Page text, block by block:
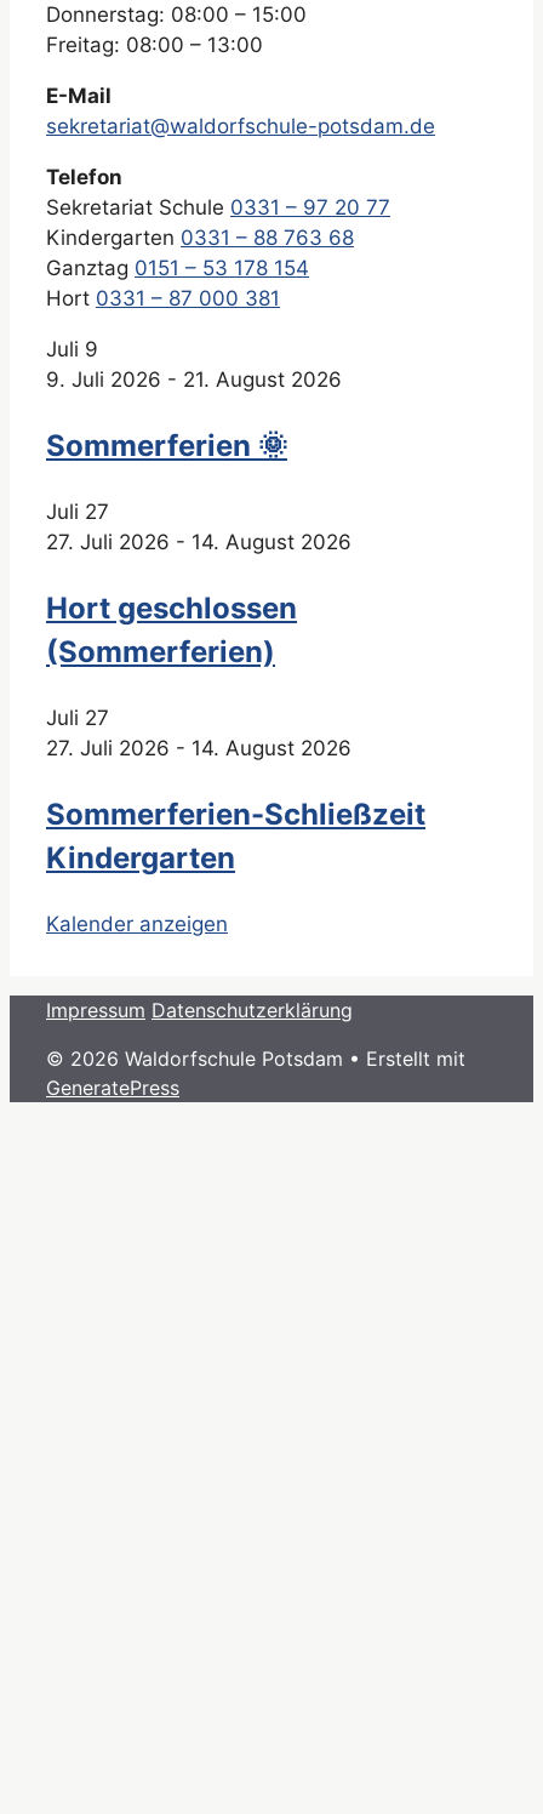
Donnerstag: 08:00 – 15:00
Freitag: 08:00 – 13:00
E-Mail
sekretariat@waldorfschule-potsdam.de
Telefon
Sekretariat Schule 0331 – 97 20 77
Kindergarten 0331 – 88 763 68
Ganztag 0151 – 53 178 154
Hort 0331 – 87 000 381
Juli 9
9. Juli 2026 - 21. August 2026
Sommerferien 🌞
Juli 27
27. Juli 2026 - 14. August 2026
Hort geschlossen
(Sommerferien)
Juli 27
27. Juli 2026 - 14. August 2026
Sommerferien-Schließzeit
Kindergarten
Kalender anzeigen
Impressum Datenschutzerklärung
© 2026 Waldorfschule Potsdam • Erstellt mit
GeneratePress